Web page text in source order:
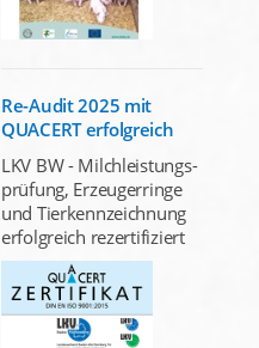
Re-Audit 2025 mit
QUACERT erfolgreich
LKV BW - Milchleistungs-
prüfung, Erzeugerringe
und Tierkennzeichnung
erfolgreich rezertifiziert